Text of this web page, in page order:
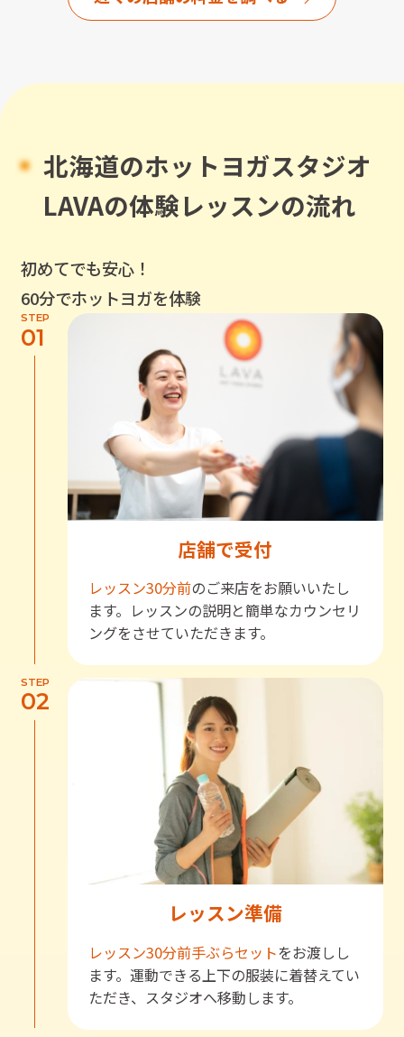
北海道のホットヨガスタジオ
LAVAの体験レッスンの流れ
初めてでも安心！
60分でホットヨガを体験
STEP
01
店舗で受付
レッスン30分前のご来店をお願いいたし
ます。レッスンの説明と簡単なカウンセリ
ングをさせていただきます。
STEP
02
レッスン準備
レッスン30分前手ぶらセットをお渡しし
ます。運動できる上下の服装に着替えてい
ただき、スタジオへ移動します。